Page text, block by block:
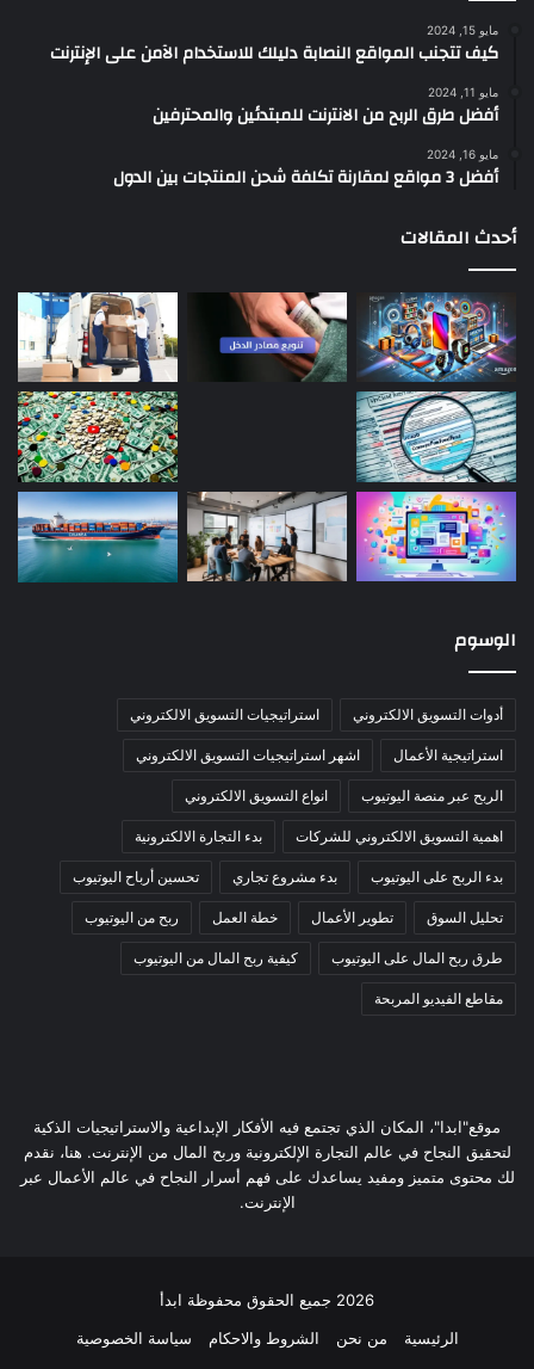
مايو 15, 2024
كيف تتجنب المواقع النصابة دليلك للاستخدام الآمن على الإنترنت
مايو 11, 2024
أفضل طرق الربح من الانترنت للمبتدئين والمحترفين
مايو 16, 2024
أفضل 3 مواقع لمقارنة تكلفة شحن المنتجات بين الدول
أحدث المقالات
الوسوم
أدوات التسويق الالكتروني استراتيجيات التسويق الالكتروني
استراتيجية الأعمال اشهر استراتيجيات التسويق الالكتروني
الربح عبر منصة اليوتيوب انواع التسويق الالكتروني
اهمية التسويق الالكتروني للشركات بدء التجارة الالكترونية
بدء الربح على اليوتيوب بدء مشروع تجاري تحسين أرباح اليوتيوب
تحليل السوق تطوير الأعمال خطة العمل ربح من اليوتيوب
طرق ربح المال على اليوتيوب كيفية ربح المال من اليوتيوب
مقاطع الفيديو المربحة
موقع"ابدا"، المكان الذي تجتمع فيه الأفكار الإبداعية والاستراتيجيات الذكية
لتحقيق النجاح في عالم التجارة الإلكترونية وربح المال من الإنترنت. هنا، نقدم
لك محتوى متميز ومفيد يساعدك على فهم أسرار النجاح في عالم الأعمال عبر
الإنترنت.
2026 جميع الحقوق محفوظة ابدأ
الرئيسية
من نحن الشروط والاحكام سياسة الخصوصية